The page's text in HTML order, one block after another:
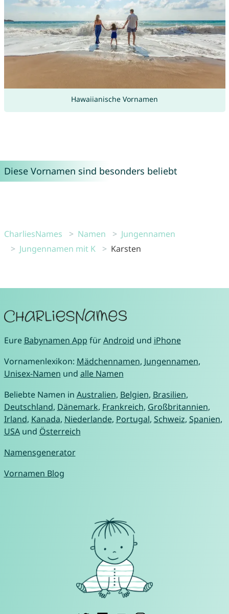
Hawaiianische Vornamen
Diese Vornamen sind besonders beliebt
CharliesNames Namen
Jungennamen
Jungennamen mit K
Karsten
Eure Babynamen App fürAndroid und iPhone
Vornamenlexikon: Mädchennamen, Jungennamen,
Unisex-Namen und alle Namen
Beliebte Namen in Australien, Belgien, Brasilien,
Deutschland, Dänemark, Frankreich, Großbritannien,
Irland, Kanada, Niederlande, Portugal, Schweiz, Spanien,
USAund Österreich
Namensgenerator
Vornamen Blog